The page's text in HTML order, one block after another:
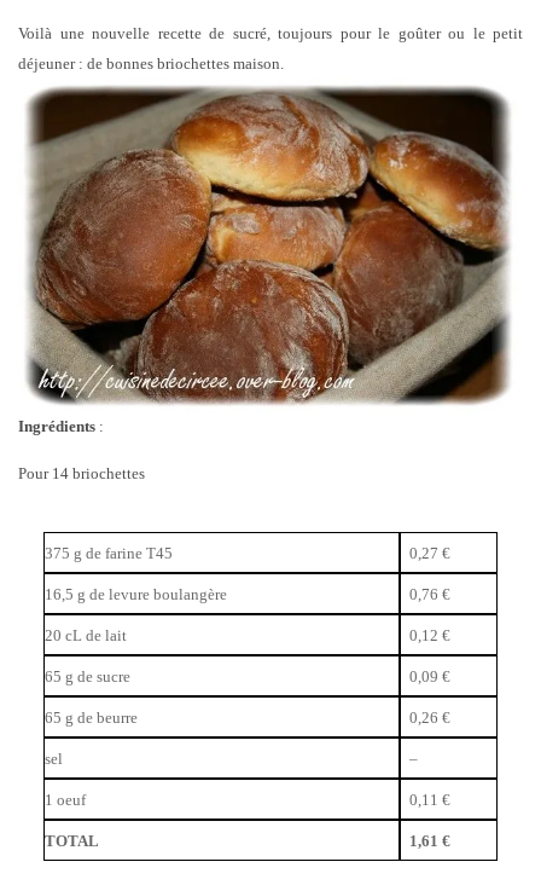
Voilà une nouvelle recette de sucré, toujours pour le goûter ou le petit
déjeuner : de bonnes briochettes maison.
Ingrédients :
Pour 14 briochettes
375 g de farine T45 0,27 €
16,5 g de levure boulangère 0,76 €
20 cL de lait 0,12 €
65 g de sucre 0,09 €
65 g de beurre 0,26 €
sel –
1 oeuf 0,11 €
TOTAL 1,61 €